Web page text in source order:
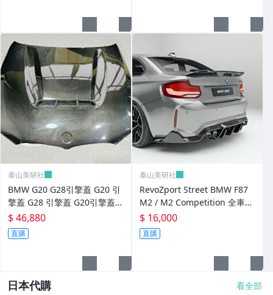
泰山美研社
BMW G20 G28引擎蓋 G20 引
擎蓋 G28 引擎蓋 G20引擎蓋/
G28干碳引擎蓋套件CS款
$ 46,880
直購
泰山美研社
RevoZport Street BMW F87
M2 / M2 Competition 全車
乾式碳纖維 尾翼套件
$ 16,000
直購
日本代購 看全部